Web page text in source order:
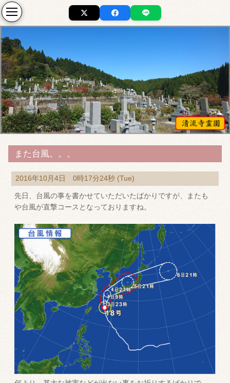
また台風。。。
2016年10月4日 0時17分24秒 (Tue)
先日、台風の事を書かせていただいたばかりですが、またも
や台風が直撃コースとなっておりますね。